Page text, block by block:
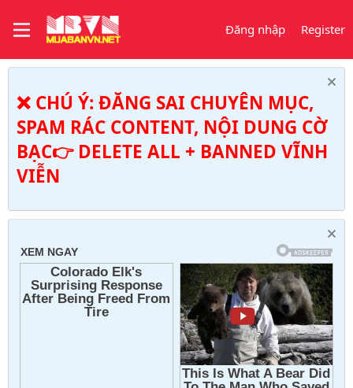
Đăng nhập Register
❌ CHÚ Ý: ĐĂNG SAI CHUYÊN MỤC,
SPAM RÁC CONTENT, NỘI DUNG CỜ
BẠC👉 DELETE ALL + BANNED VĨNH
VIỄN